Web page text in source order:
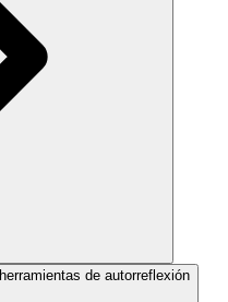
de autorreflexión